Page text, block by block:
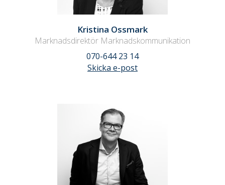
Kristina Ossmark
Marknadsdirektör Marknadskommunikation
070-644 23 14
Skicka e-post